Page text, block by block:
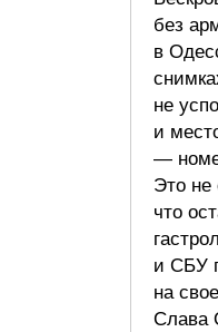
без
в
не
и
—
Это не
что
и СБУ
на
Слава